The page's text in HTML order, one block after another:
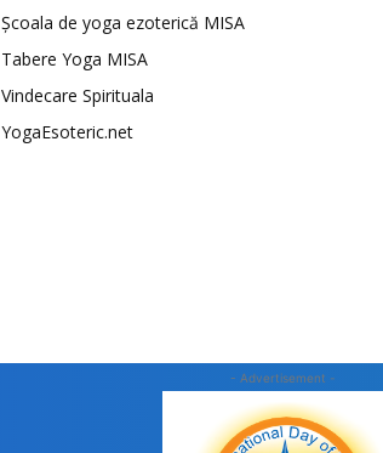
Școala de yoga ezoterică MISA
Tabere Yoga MISA
Vindecare Spirituala
YogaEsoteric.net
- Advertisement -